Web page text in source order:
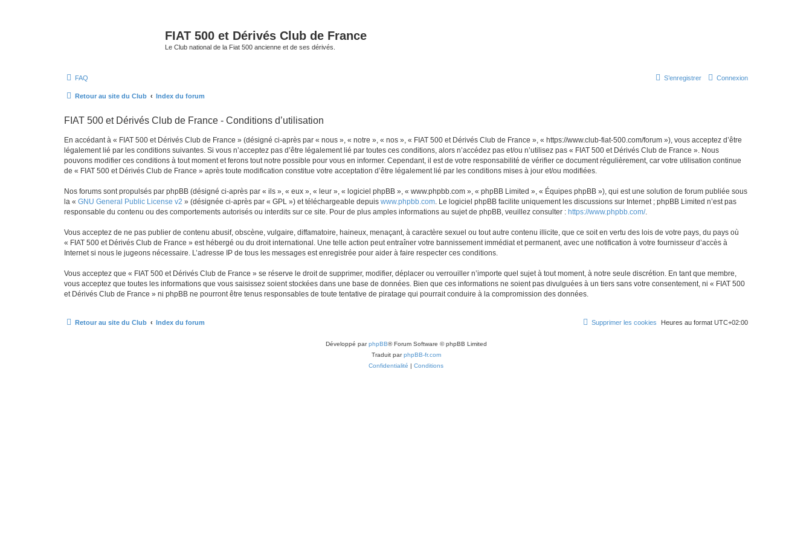
FIAT 500 et Dérivés Club de France
Le Club national de la Fiat 500 ancienne et de ses dérivés.
FAQ Connexion
S’enregistrer
Retour au site du Club Index du forum
FIAT 500 et Dérivés Club de France - Conditions d’utilisation
En accédant à « FIAT 500 et Dérivés Club de France » (désigné ci-après par « nous », « notre », « nos », « FIAT 500 et Dérivés Club de France », « https://www.club-fiat-500.com/forum »), vous acceptez d’être
légalement lié par les conditions suivantes. Si vous n’acceptez pas d’être légalement lié par toutes ces conditions, alors n’accédez pas et/ou n’utilisez pas « FIAT 500 et Dérivés Club de France ». Nous
pouvons modifier ces conditions à tout moment et ferons tout notre possible pour vous en informer. Cependant, il est de votre responsabilité de vérifier ce document régulièrement, car votre utilisation continue
de « FIAT 500 et Dérivés Club de France » après toute modification constitue votre acceptation d’être légalement lié par les conditions mises à jour et/ou modifiées.
Nos forums sont propulsés par phpBB (désigné ci-après par « ils », « eux », « leur », « logiciel phpBB », « www.phpbb.com », « phpBB Limited », « Équipes phpBB »), qui est une solution de forum publiée sous
la « GNU General Public License v2 » (désignée ci-après par « GPL ») et téléchargeable depuis www.phpbb.com . Le logiciel phpBB facilite uniquement les discussions sur Internet ; phpBB Limited n’est pas
responsable du contenu ou des comportements autorisés ou interdits sur ce site. Pour de plus amples informations au sujet de phpBB, veuillez consulter : https://www.phpbb.com/.
Vous acceptez de ne pas publier de contenu abusif, obscène, vulgaire, diffamatoire, haineux, menaçant, à caractère sexuel ou tout autre contenu illicite, que ce soit en vertu des lois de votre pays, du pays où
« FIAT 500 et Dérivés Club de France » est hébergé ou du droit international. Une telle action peut entraîner votre bannissement immédiat et permanent, avec une notification à votre fournisseur d’accès à
Internet si nous le jugeons nécessaire. L’adresse IP de tous les messages est enregistrée pour aider à faire respecter ces conditions.
Vous acceptez que « FIAT 500 et Dérivés Club de France » se réserve le droit de supprimer, modifier, déplacer ou verrouiller n’importe quel sujet à tout moment, à notre seule discrétion. En tant que membre,
vous acceptez que toutes les informations que vous saisissez soient stockées dans une base de données. Bien que ces informations ne soient pas divulguées à un tiers sans votre consentement, ni « FIAT 500
et Dérivés Club de France » ni phpBB ne pourront être tenus responsables de toute tentative de piratage qui pourrait conduire à la compromission des données.
Retour au site du Club Index du forum Heures au format UTC+02:00
Supprimer les cookies
Développé parphpBB® Forum Software © phpBB Limited
Traduit parphpBB-fr.com
Confidentialité | Conditions